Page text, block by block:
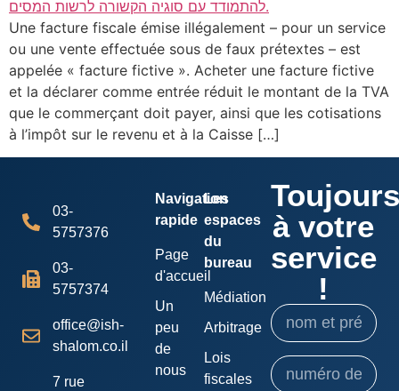
Une facture fiscale émise illégalement – ​​pour un service
ou une vente effectuée sous de faux prétextes – est
appelée « facture fictive ». Acheter une facture fictive
et la déclarer comme entrée réduit le montant de la TVA
que le commerçant doit payer, ainsi que les cotisations
à l’impôt sur le revenu et à la Caisse […]
03-
5757376
03-
5757374
office@ish-
shalom.co.il
7 rue
Navigation
rapide
Page
d'accueil
Un
peu
de
nous
Les
espaces
du
bureau
Médiation
Arbitrage
Lois
fiscales
Toujours
à votre
service
!